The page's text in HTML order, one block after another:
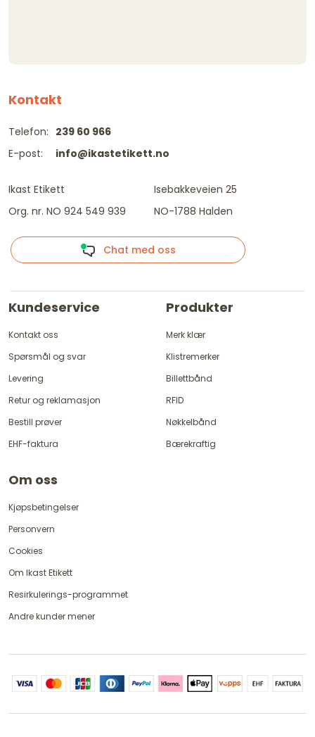
Kontakt
Telefon:
E-post:
239 60 966
info@ikastetikett.no
Ikast Etikett
Org. nr. NO 924 549 939
Isebakkeveien 25
NO-1788 Halden
Chat med oss
Kundeservice
Kontakt oss
Spørsmål og svar
Levering
Retur og reklamasjon
Bestill prøver
EHF-faktura
Produkter
Merk klær
Klistremerker
Billettbånd
RFID
Nøkkelbånd
Bærekraftig
Om oss
Kjøpsbetingelser
Personvern
Cookies
Om Ikast Etikett
Resirkulerings-programmet
Andre kunder mener